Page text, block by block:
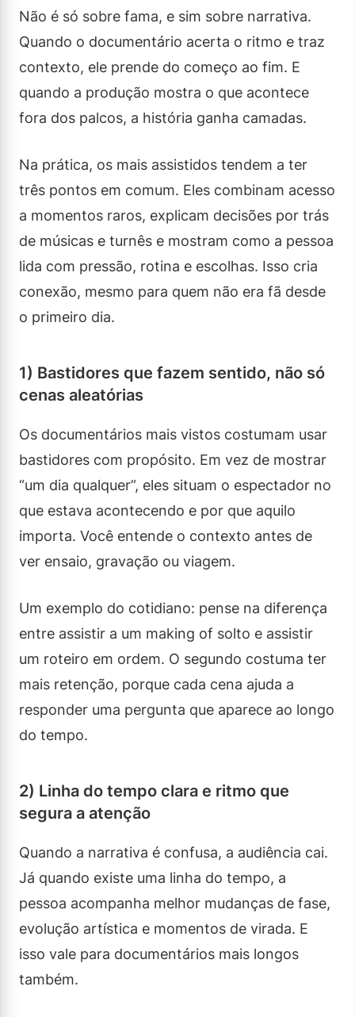
Não é só sobre fama, e sim sobre narrativa.
Quando o documentário acerta o ritmo e traz
contexto, ele prende do começo ao fim. E
quando a produção mostra o que acontece
fora dos palcos, a história ganha camadas.
Na prática, os mais assistidos tendem a ter
três pontos em comum. Eles combinam acesso
a momentos raros, explicam decisões por trás
de músicas e turnês e mostram como a pessoa
lida com pressão, rotina e escolhas. Isso cria
conexão, mesmo para quem não era fã desde
o primeiro dia.
1) Bastidores que fazem sentido, não só
cenas aleatórias
Os documentários mais vistos costumam usar
bastidores com propósito. Em vez de mostrar
“um dia qualquer”, eles situam o espectador no
que estava acontecendo e por que aquilo
importa. Você entende o contexto antes de
ver ensaio, gravação ou viagem.
Um exemplo do cotidiano: pense na diferença
entre assistir a um making of solto e assistir
um roteiro em ordem. O segundo costuma ter
mais retenção, porque cada cena ajuda a
responder uma pergunta que aparece ao longo
do tempo.
2) Linha do tempo clara e ritmo que
segura a atenção
Quando a narrativa é confusa, a audiência cai.
Já quando existe uma linha do tempo, a
pessoa acompanha melhor mudanças de fase,
evolução artística e momentos de virada. E
isso vale para documentários mais longos
também.